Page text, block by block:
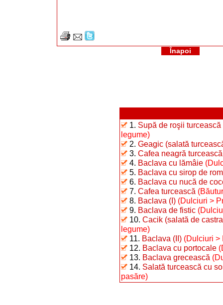
Înapoi
1. Supă de roşii turcească
legume)
2. Geagic (salată
3. Cafea neagră turcească
4. Baclava cu lămâie
5. Baclava cu sirop de rom
6. Baclava cu nucă de
7. Cafea turcească
8. Baclava (I) (Dulciuri >
9. Baclava de fistic
10. Cacik (salată de
legume)
11. Baclava (II) (Dulciuri >
12. Baclava cu portocale
13. Baclava grecească
14. Salată turcească cu
pasăre)